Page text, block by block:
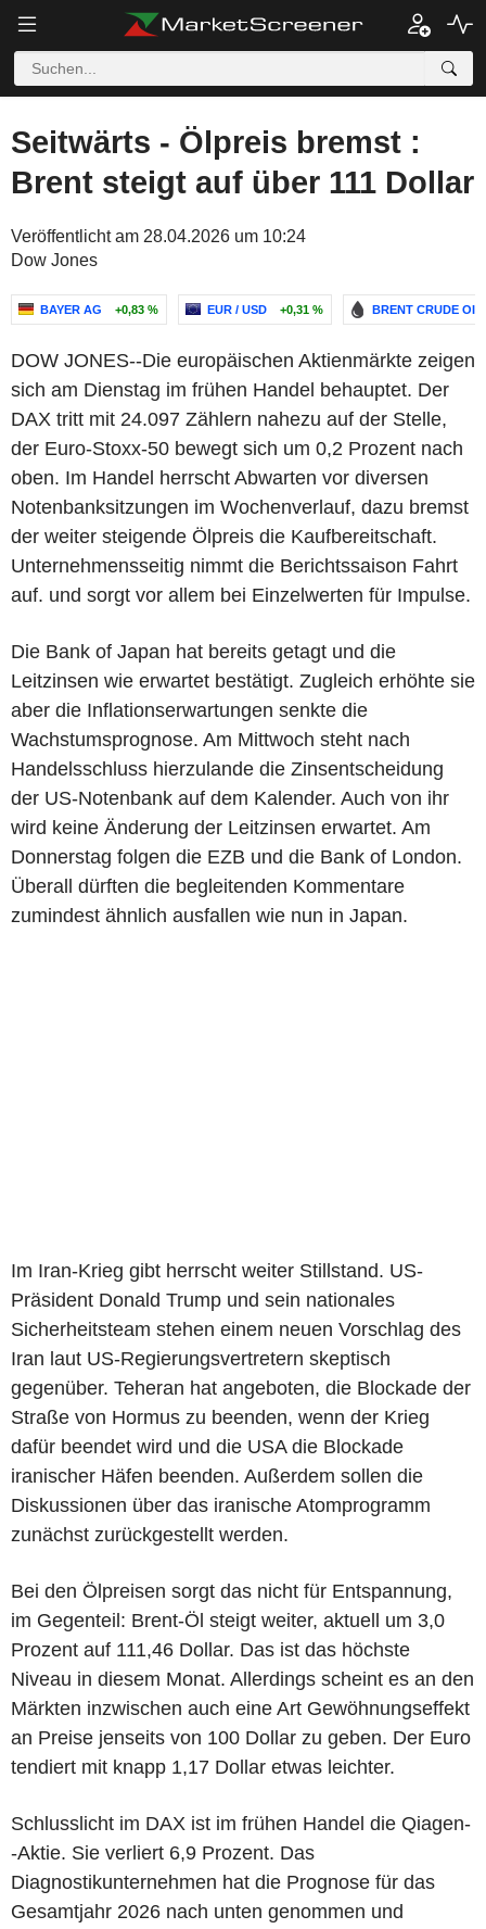
Seitwärts - Ölpreis bremst :
Brent steigt auf über 111 Dollar
Veröffentlicht am 28.04.2026 um 10:24
Dow Jones
BAYER AG +0,83 % EUR / USD +0,31 % BRENT CRUDE OIL
DOW JONES--Die europäischen Aktienmärkte zeigen
sich am Dienstag im frühen Handel behauptet. Der
DAX tritt mit 24.097 Zählern nahezu auf der Stelle,
der Euro-Stoxx-50 bewegt sich um 0,2 Prozent nach
oben. Im Handel herrscht Abwarten vor diversen
Notenbanksitzungen im Wochenverlauf, dazu bremst
der weiter steigende Ölpreis die Kaufbereitschaft.
Unternehmensseitig nimmt die Berichtssaison Fahrt
auf. und sorgt vor allem bei Einzelwerten für Impulse.
Die Bank of Japan hat bereits getagt und die
Leitzinsen wie erwartet bestätigt. Zugleich erhöhte sie
aber die Inflationserwartungen senkte die
Wachstumsprognose. Am Mittwoch steht nach
Handelsschluss hierzulande die Zinsentscheidung
der US-Notenbank auf dem Kalender. Auch von ihr
wird keine Änderung der Leitzinsen erwartet. Am
Donnerstag folgen die EZB und die Bank of London.
Überall dürften die begleitenden Kommentare
zumindest ähnlich ausfallen wie nun in Japan.
Im Iran-Krieg gibt herrscht weiter Stillstand. US-
Präsident Donald Trump und sein nationales
Sicherheitsteam stehen einem neuen Vorschlag des
Iran laut US-Regierungsvertretern skeptisch
gegenüber. Teheran hat angeboten, die Blockade der
Straße von Hormus zu beenden, wenn der Krieg
dafür beendet wird und die USA die Blockade
iranischer Häfen beenden. Außerdem sollen die
Diskussionen über das iranische Atomprogramm
zunächst zurückgestellt werden.
Bei den Ölpreisen sorgt das nicht für Entspannung,
im Gegenteil: Brent-Öl steigt weiter, aktuell um 3,0
Prozent auf 111,46 Dollar. Das ist das höchste
Niveau in diesem Monat. Allerdings scheint es an den
Märkten inzwischen auch eine Art Gewöhnungseffekt
an Preise jenseits von 100 Dollar zu geben. Der Euro
tendiert mit knapp 1,17 Dollar etwas leichter.
Schlusslicht im DAX ist im frühen Handel die Qiagen-
-Aktie. Sie verliert 6,9 Prozent. Das
Diagnostikunternehmen hat die Prognose für das
Gesamtjahr 2026 nach unten genommen und